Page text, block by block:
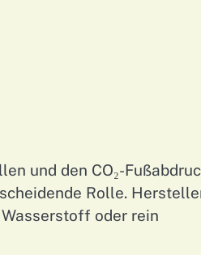
und den CO₂-
Rolle.
oder rein